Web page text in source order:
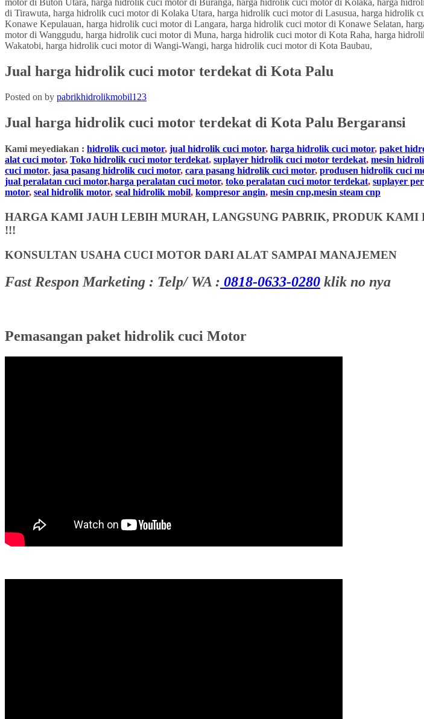
Jual harga hidrolik cuci motor terdekat di Kota Palu
Posted on by pabrikhidrolikmobil123
Jual harga hidrolik cuci motor terdekat di Kota Palu Bergaransi
Kami meyediakan : hidrolik cuci motor, jual hidrolik cuci motor, harga hidrolik cuci motor, paket
alat cuci motor, Toko hidrolik cuci motor terdekat, suplayer hidrolik cuci motor terdekat, mesin
cuci motor, jasa pasang hidrolik cuci motor, cara pasang hidrolik cuci motor, produsen hidrolik cuci
jual peralatan cuci motor,harga peralatan cuci motor, toko peralatan cuci motor terdekat, suplayer
motor, seal hidrolik motor, seal hidrolik mobil, kompresor angin, mesin cnp,mesin steam cnp
HARGA KAMI JAUH LEBIH MURAH, LANGSUNG PABRIK, PRODUK
!!!
KONSULTAN USAHA CUCI MOTOR DARI ALAT SAMPAI MANAJEMEN
Fast Respon Marketing : Telp/ WA : 0818-0633-0280 klik no nya
Pemasangan paket hidrolik cuci Motor